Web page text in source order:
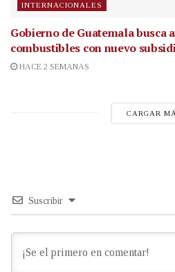
INTERNACIONALES
Gobierno de Guatemala busca
combustibles con nuevo
HACE 2 SEMANAS
CARGAR
Suscribir